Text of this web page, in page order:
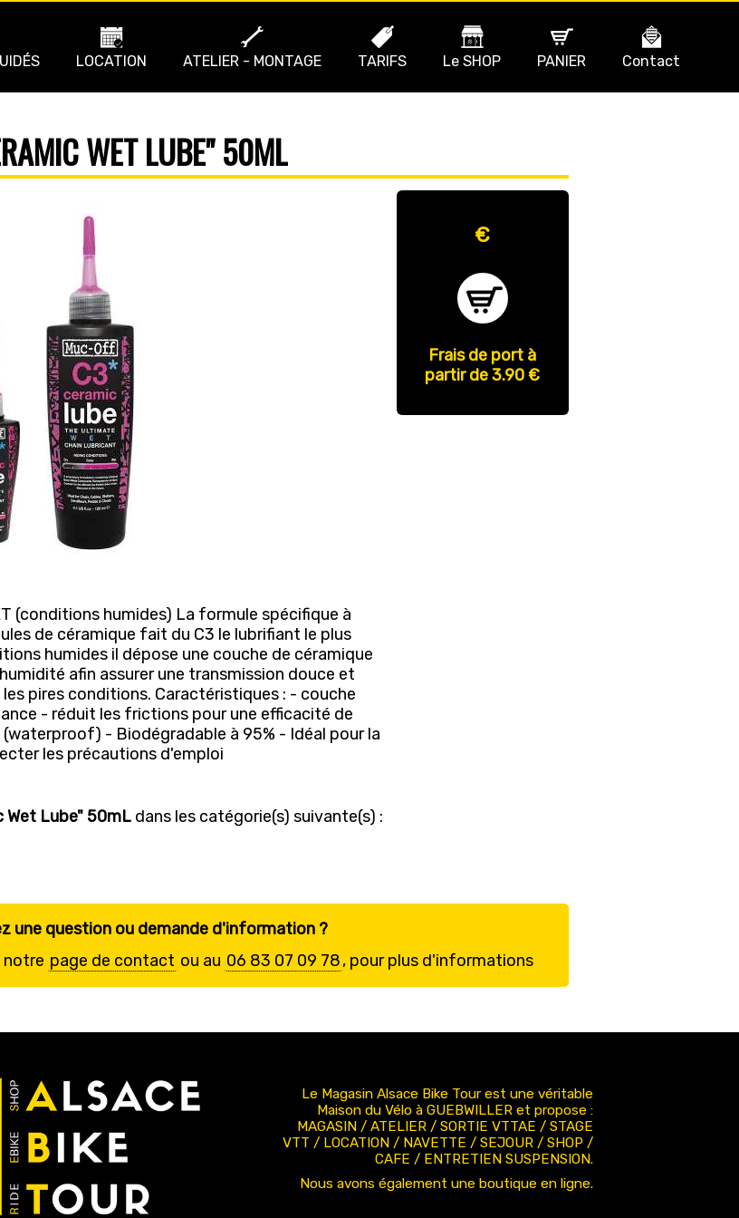
LOCATION ATELIER - MONTAGE TARIFS Le SHOP PANIER Contact
WET LUBE" 50ML
(conditions humides) La formule spécifique à
de céramique fait du C3 le lubrifiant le plus
humides il dépose une couche de céramique
afin assurer une transmission douce et
pires conditions. Caractéristiques : - couche
- réduit les frictions pour une efficacité de
- Biodégradable à 95% - Idéal pour la
les précautions d'emploi
Wet Lube" 50mL dans les catégorie(s) suivante(s) :
€
Frais de port à
partir de 3.90 €
une question ou demande d'information ?
notre page de contact ou au 06 83 07 09 78, pour plus d'informations
Le Magasin Alsace Bike Tour est une véritable
Maison du Vélo à GUEBWILLER et propose :
MAGASIN / ATELIER / SORTIE VTTAE / STAGE
VTT / LOCATION / NAVETTE / SEJOUR / SHOP /
CAFE / ENTRETIEN SUSPENSION.
Nous avons également une boutique en ligne.